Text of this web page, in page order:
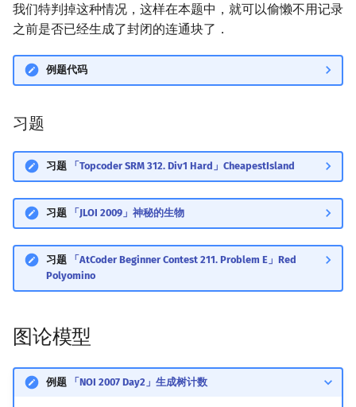
我们特判掉这种情况，这样在本题中，就可以偷懒不用记录
之前是否已经生成了封闭的连通块了．
例题代码
习题
习题 「Topcoder SRM 312. Div1 Hard」CheapestIsland
习题 「JLOI 2009」神秘的生物
习题
「AtCoder Beginner Contest 211. Problem E」Red
Polyomino
图论模型
例题 「NOI 2007 Day2」生成树计数